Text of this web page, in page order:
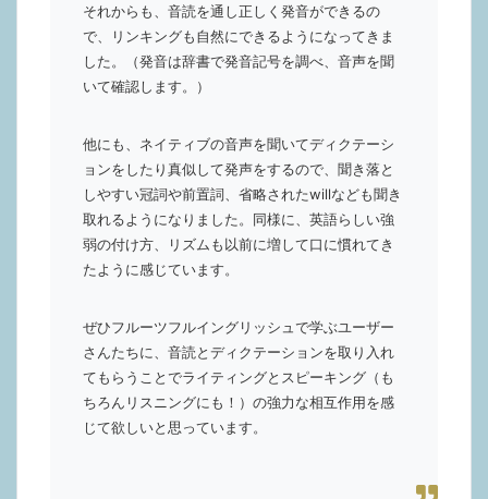
それからも、音読を通し正しく発音ができるの
で、リンキングも自然にできるようになってきま
した。（発音は辞書で発音記号を調べ、音声を聞
いて確認します。）
他にも、ネイティブの音声を聞いてディクテーシ
ョンをしたり真似して発声をするので、聞き落と
しやすい冠詞や前置詞、省略されたwillなども聞き
取れるようになりました。同様に、英語らしい強
弱の付け方、リズムも以前に増して口に慣れてき
たように感じています。
ぜひフルーツフルイングリッシュで学ぶユーザー
さんたちに、音読とディクテーションを取り入れ
てもらうことでライティングとスピーキング（も
ちろんリスニングにも！）の強力な相互作用を感
じて欲しいと思っています。